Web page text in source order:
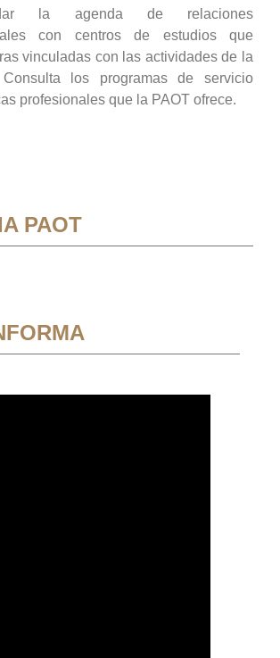
la agenda de relaciones
con centros de estudios que
vinculadas con las actividades de la
Consulta los programas de servicio
profesionales que la PAOT ofrece.
PAOT